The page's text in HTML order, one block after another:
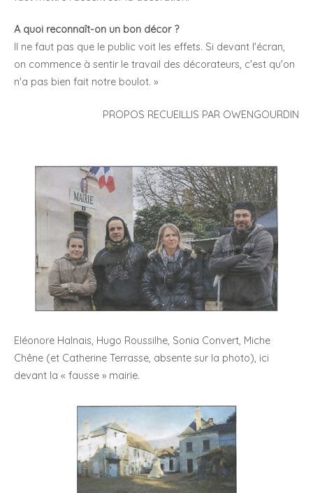
A quoi reconnaît-on un bon décor ?
Il ne faut pas que le public voit les effets. Si devant l'écran,
on commence à sentir le travail des décorateurs, c'est qu'on
n'a pas bien fait notre boulot. »
PROPOS RECUEILLIS PAR OWENGOURDIN
Eléonore Halnais, Hugo Roussilhe, Sonia Convert, Miche
Chêne (et Catherine Terrasse, absente sur la photo), ici
devant la « fausse » mairie.